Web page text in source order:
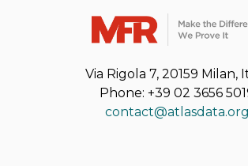
Via Rigola 7, 20159 Milan,
Phone: +39 02 3656
contact@atlasdata.org